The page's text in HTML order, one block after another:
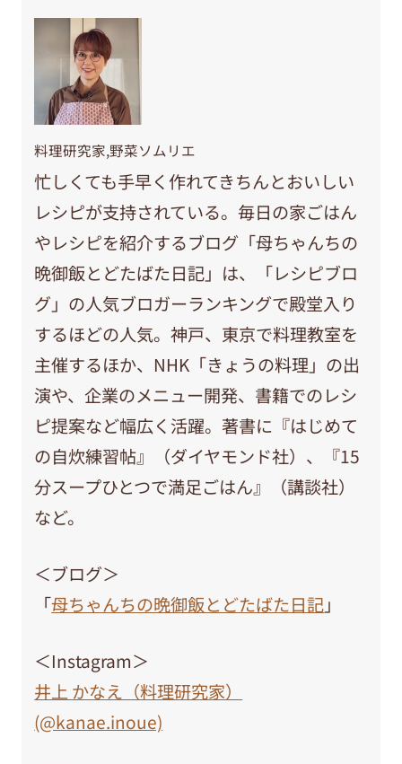
料理研究家,野菜ソムリエ
忙しくても手早く作れてきちんとおいしい
レシピが支持されている。毎日の家ごはん
やレシピを紹介するブログ「母ちゃんちの
晩御飯とどたばた日記」は、「レシピブロ
グ」の人気ブロガーランキングで殿堂入り
するほどの人気。神戸、東京で料理教室を
主催するほか、NHK「きょうの料理」の出
演や、企業のメニュー開発、書籍でのレシ
ピ提案など幅広く活躍。著書に『はじめて
の自炊練習帖』（ダイヤモンド社）、『15
分スープひとつで満足ごはん』（講談社）
など。
＜ブログ＞
「母ちゃんちの晩御飯とどたばた日記」
＜Instagram＞
井上 かなえ（料理研究家）
(@kanae.inoue)